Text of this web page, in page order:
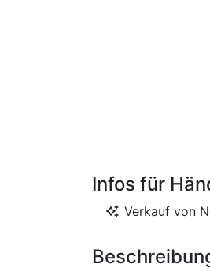
Infos für
Verkauf von